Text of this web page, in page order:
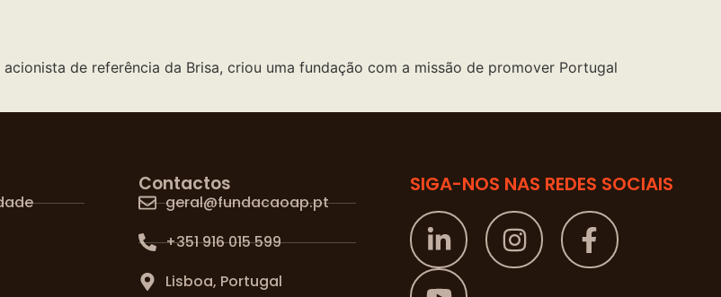
de referência da Brisa, criou uma fundação com a missão de promover Portugal
Contactos
geral@fundacaoap.pt
+351 916 015 599
Lisboa, Portugal
SIGA-NOS NAS REDES SOCIAIS